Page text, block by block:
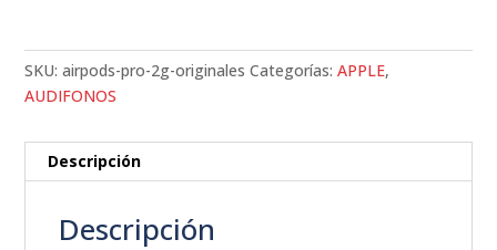
SKU:airpods-pro-2g-originales Categorías:APPLE,
AUDIFONOS
Descripción
Descripción